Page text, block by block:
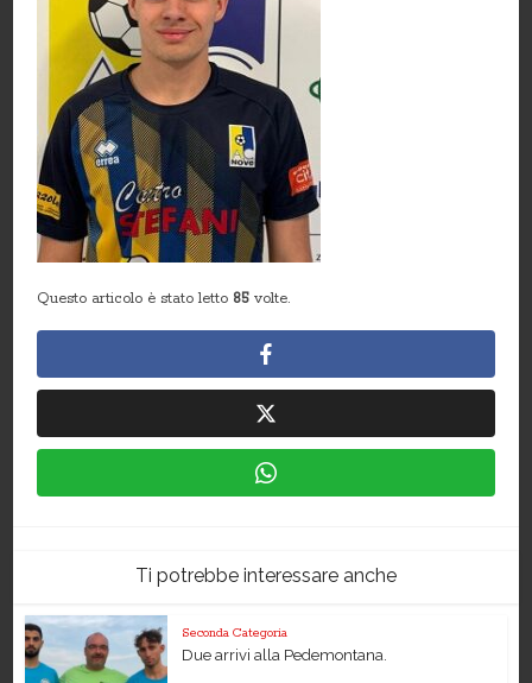
Questo articolo è stato letto 85 volte.
Ti potrebbe interessare anche
Seconda Categoria
Due arrivi alla Pedemontana.